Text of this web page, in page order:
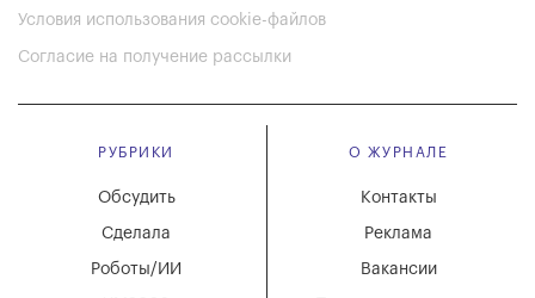
Условия использования cookie-файлов
Согласие на получение рассылки
РУБРИКИ
Обсудить
Сделала
Роботы/ИИ
О ЖУРНАЛЕ
Вакансии
Реклама
Контакты